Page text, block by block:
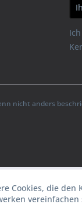
nicht anders
Cookies, die den
vereinfachen